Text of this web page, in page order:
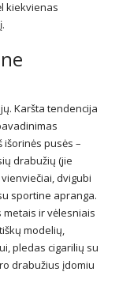
kiekvienas
Karšta tendencija
pusės –
drabužių (jie
dvigubi
sportine apranga.
metais ir vėlesniais
modelių,
pledas cigarilių su
drabužius įdomiu